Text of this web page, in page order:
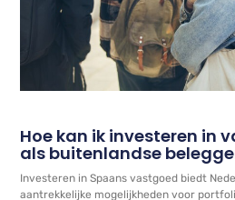
Hoe kan ik investeren in
als buitenlandse
Investeren in Spaans vastgoed biedt
aantrekkelijke mogelijkheden voor